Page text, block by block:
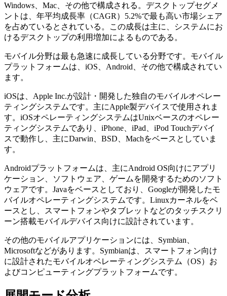
Windows、Mac、その他で構成される。デスクトップセグメ
ントは、年平均成長率（CAGR）5.2%で最も高い市場シェア
を占めているとされている。この成長は主に、システムにお
けるデスクトップの利用増加によるものである。
モバイル分野は最も急速に成長している分野です。モバイル
プラットフォームは、iOS、Android、その他で構成されてい
ます。
iOSは、Apple Inc.が設計・開発した独自のモバイルオペレー
ティングシステムです。主にApple製デバイスで使用されま
す。iOSオペレーティングシステムはUnixベースのオペレー
ティングシステムであり、iPhone、iPad、iPod Touchデバイ
スで動作し、主にDarwin、BSD、Machをベースとしていま
す。
Androidプラットフォームは、主にAndroid OS向けにアプリ
ケーション、ソフトウェア、ゲームを開発するためのソフト
ウェアです。Javaをベースとしており、Googleが開発したモ
バイルオペレーティングシステムです。Linuxカーネルをベ
ースとし、スマートフォンやタブレットなどのタッチスクリ
ーン搭載モバイルデバイス向けに設計されています。
その他のモバイルアプリケーションには、Symbian、
Microsoftなどがあります。Symbianは、スマートフォン向け
に設計されたモバイルオペレーティングシステム（OS）お
よびコンピューティングプラットフォームです。